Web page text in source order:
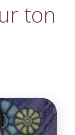
ton